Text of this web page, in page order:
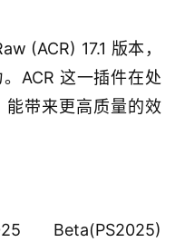
(ACR) 17.1 版本，
ACR 这一插件在处
带来更高质量的效
Beta(PS2025)